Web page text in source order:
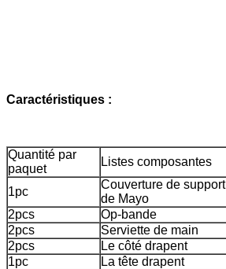
Caractéristiques :
Quantité par
paquet
Listes composantes
1pc
Couverture de support
de Mayo
2pcs
Op-bande
2pcs
Serviette de main
2pcs
Le côté drapent
1pc
La tête drapent